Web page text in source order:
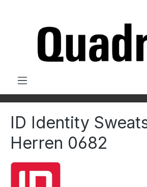
ID Identity
Herren 0682